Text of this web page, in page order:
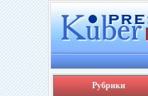
Рубрики